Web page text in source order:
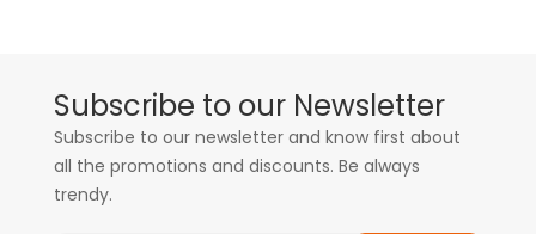
Subscribe to our Newsletter
Subscribe to our newsletter and know first about
all the promotions and discounts. Be always
trendy.